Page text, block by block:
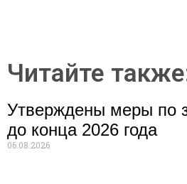
Читайте
Утверждены меры по
до конца 2026 года
06.08.2026